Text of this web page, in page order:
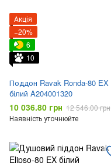
Акція
−20%
6
10
Поддон Ravak Ronda-80 EX
білий A204001320
10 036.80 грн 12 546.00 грн
Наявність уточнюйте